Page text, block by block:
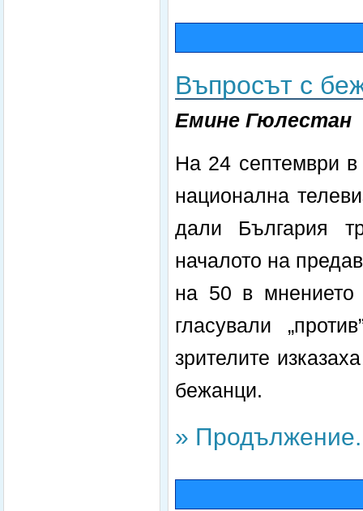
Въпросът с
Емине Гюлестан
На 24 септември в
национална
дали България
началото на
на 50 в мнението
гласували
зрителите
бежанци.
»